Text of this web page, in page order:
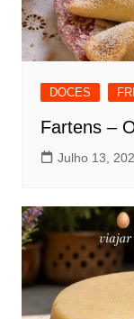
DOCES
Fartens –
Julho 13,